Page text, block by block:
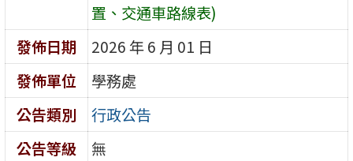
置、交通車路線表)
發佈日期
2026 年 6 月 01 日
發佈單位
學務處
公告類別
行政公告
公告等級
無